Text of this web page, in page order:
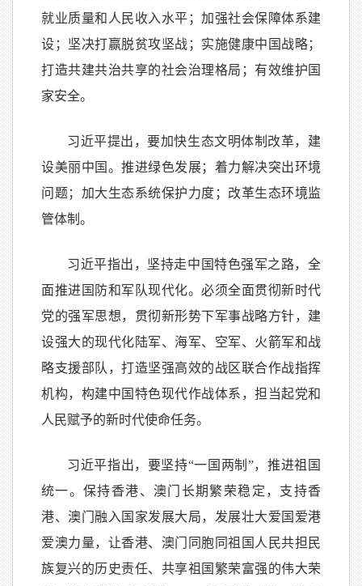
就业质量和人民收入水平；加强社会保障体系建
设；坚决打赢脱贫攻坚战；实施健康中国战略；
打造共建共治共享的社会治理格局；有效维护国
家安全。
习近平提出，要加快生态文明体制改革，建
设美丽中国。推进绿色发展；着力解决突出环境
问题；加大生态系统保护力度；改革生态环境监
管体制。
习近平指出，坚持走中国特色强军之路，全
面推进国防和军队现代化。必须全面贯彻新时代
党的强军思想，贯彻新形势下军事战略方针，建
设强大的现代化陆军、海军、空军、火箭军和战
略支援部队，打造坚强高效的战区联合作战指挥
机构，构建中国特色现代作战体系，担当起党和
人民赋予的新时代使命任务。
习近平指出，要坚持“一国两制”，推进祖国
统一。保持香港、澳门长期繁荣稳定，支持香
港、澳门融入国家发展大局，发展壮大爱国爱港
爱澳力量，让香港、澳门同胞同祖国人民共担民
族复兴的历史责任、共享祖国繁荣富强的伟大荣